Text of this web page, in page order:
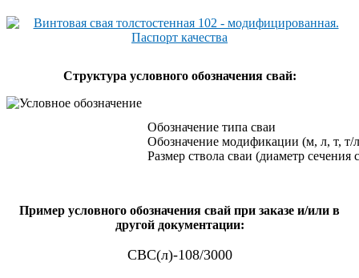
Cтруктура условного обозначения свай:
Обозначение типа сваи
Обозначение модификации (м, л, т, т/
Размер ствола сваи (диаметр сечения
Пример условного обозначения свай при заказе и/или в
другой документации:
СВС(л)-108/3000